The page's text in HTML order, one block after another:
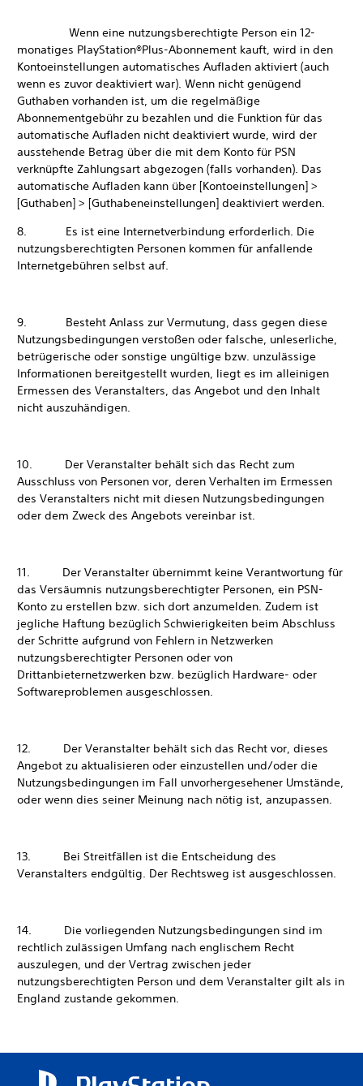
Wenn eine nutzungsberechtigte Person ein 12-
monatiges PlayStation®Plus-Abonnement kauft, wird in den
Kontoeinstellungen automatisches Aufladen aktiviert (auch
wenn es zuvor deaktiviert war). Wenn nicht genügend
Guthaben vorhanden ist, um die regelmäßige
Abonnementgebühr zu bezahlen und die Funktion für das
automatische Aufladen nicht deaktiviert wurde, wird der
ausstehende Betrag über die mit dem Konto für PSN
verknüpfte Zahlungsart abgezogen (falls vorhanden). Das
automatische Aufladen kann über [Kontoeinstellungen] >
[Guthaben] > [Guthabeneinstellungen] deaktiviert werden.
8. Es ist eine Internetverbindung erforderlich. Die
nutzungsberechtigten Personen kommen für anfallende
Internetgebühren selbst auf.
9. Besteht Anlass zur Vermutung, dass gegen diese
Nutzungsbedingungen verstoßen oder falsche, unleserliche,
betrügerische oder sonstige ungültige bzw. unzulässige
Informationen bereitgestellt wurden, liegt es im alleinigen
Ermessen des Veranstalters, das Angebot und den Inhalt
nicht auszuhändigen.
10. Der Veranstalter behält sich das Recht zum
Ausschluss von Personen vor, deren Verhalten im Ermessen
des Veranstalters nicht mit diesen Nutzungsbedingungen
oder dem Zweck des Angebots vereinbar ist.
11. Der Veranstalter übernimmt keine Verantwortung für
das Versäumnis nutzungsberechtigter Personen, ein PSN-
Konto zu erstellen bzw. sich dort anzumelden. Zudem ist
jegliche Haftung bezüglich Schwierigkeiten beim Abschluss
der Schritte aufgrund von Fehlern in Netzwerken
nutzungsberechtigter Personen oder von
Drittanbieternetzwerken bzw. bezüglich Hardware- oder
Softwareproblemen ausgeschlossen.
12. Der Veranstalter behält sich das Recht vor, dieses
Angebot zu aktualisieren oder einzustellen und/oder die
Nutzungsbedingungen im Fall unvorhergesehener Umstände,
oder wenn dies seiner Meinung nach nötig ist, anzupassen.
13. Bei Streitfällen ist die Entscheidung des
Veranstalters endgültig. Der Rechtsweg ist ausgeschlossen.
14. Die vorliegenden Nutzungsbedingungen sind im
rechtlich zulässigen Umfang nach englischem Recht
auszulegen, und der Vertrag zwischen jeder
nutzungsberechtigten Person und dem Veranstalter gilt als in
England zustande gekommen.